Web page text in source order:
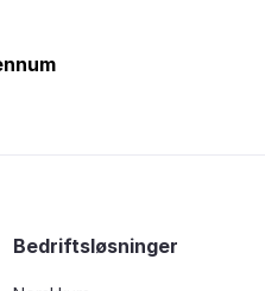
Bedriftsløsninger